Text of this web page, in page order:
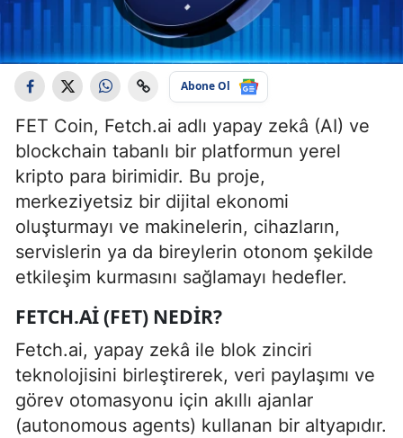
Abone Ol
FET Coin, Fetch.ai adlı yapay zekâ (AI) ve
blockchain tabanlı bir platformun yerel
kripto para birimidir. Bu proje,
merkeziyetsiz bir dijital ekonomi
oluşturmayı ve makinelerin, cihazların,
servislerin ya da bireylerin otonom şekilde
etkileşim kurmasını sağlamayı hedefler.
FETCH.AI (FET) NEDIR?
Fetch.ai, yapay zekâ ile blok zinciri
teknolojisini birleştirerek, veri paylaşımı ve
görev otomasyonu için akıllı ajanlar
(autonomous agents) kullanan bir altyapıdır.